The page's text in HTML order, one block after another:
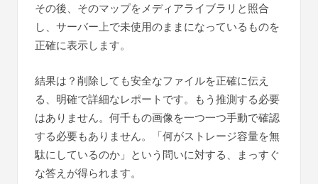
その後、そのマップをメディアライブラリと照合
し、サーバー上で未使用のままになっているものを
正確に表示します。
結果は？削除しても安全なファイルを正確に伝え
る、明確で詳細なレポートです。もう推測する必要
はありません。何千もの画像を一つ一つ手動で確認
する必要もありません。「何がストレージ容量を無
駄にしているのか」という問いに対する、まっすぐ
な答えが得られます。